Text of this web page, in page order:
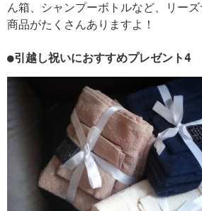
ん箱、シャンプーボトルなど、リー
商品がたくさんありますよ！
●引越し祝いにおすすめプレゼント4